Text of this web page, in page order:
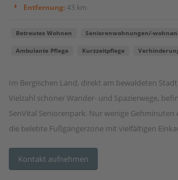
Entfernung:43 km
Betreutes Wohnen Seniorenwohnungen/-
Ambulante Pflege Kurzzeitpflege
Im Bergischen Land, direkt am bewaldeten
Vielzahl schöner Wander- und Spazierwege,
SenVital Seniorenpark. Nur wenige
die belebte Fußgängerzone mit vielfältigen
Kontakt aufnehmen